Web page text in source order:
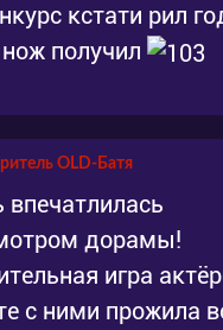
кстати рил
получил
OLD-Батя
впечатлилась
дорамы!
игра
с ними прожила